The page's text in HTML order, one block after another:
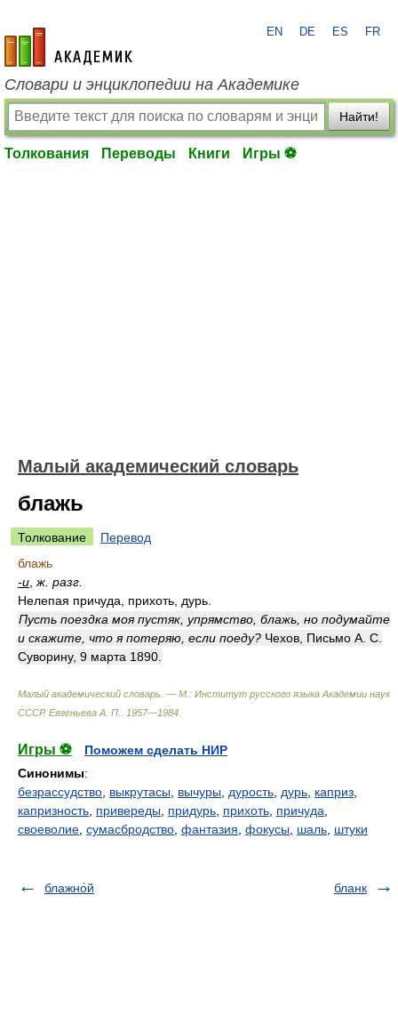
academic.ru
EN DE ES FR
Словари и энциклопедии на Академике
Найти!
Толкования Переводы Книги Игры ⚽
Малый академический словарь
блажь
Толкование
Перевод
блажь
-и ж. разг.
Нелепая причуда, прихоть, дурь.
Пусть поездка моя пустяк, упрямство, блажь, но подумайте
и скажите, что я потеряю, если поеду? Чехов, Письмо А. С.
Суворину, 9 марта 1890.
Малый академический словарь. — М.: Институт русского языка Академии наук
СССР. Евгеньева А. П. 1957—1984
Игры ⚽
Поможем сделать НИР
Синонимы:
безрассудство выкрутасы вычуры дурость дурь каприз
капризность привереды придурь прихоть причуда
своеволие сумасбродство фантазия фокусы шаль штуки
блажно́й бланк